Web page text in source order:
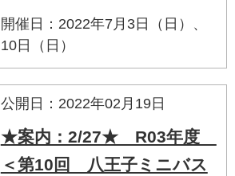
開催日：2022年7月3日（日）、
10日（日）
公開日：2022年02月19日
★案内：2/27★ R03年度
＜第10回 八王子ミニバス